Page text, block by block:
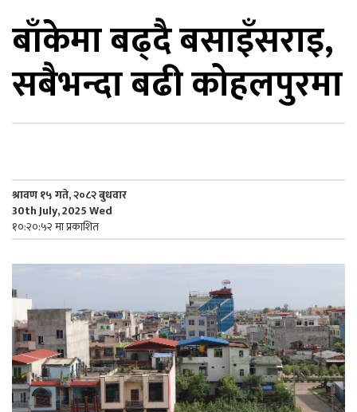
बाँकेमा बढ्दै बसाइँसराइ,
सबैभन्दा बढी कोहलपुरमा
श्रावण १५ गते, २०८२ बुधवार
30th July, 2025 Wed
१०:२०:५२ मा प्रकाशित